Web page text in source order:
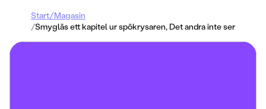
Start/Magasin
/Smygläs ett kapitel ur spökrysaren, Det andra inte ser